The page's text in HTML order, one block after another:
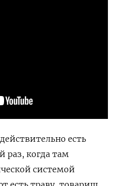
есть
раз, когда там
системой